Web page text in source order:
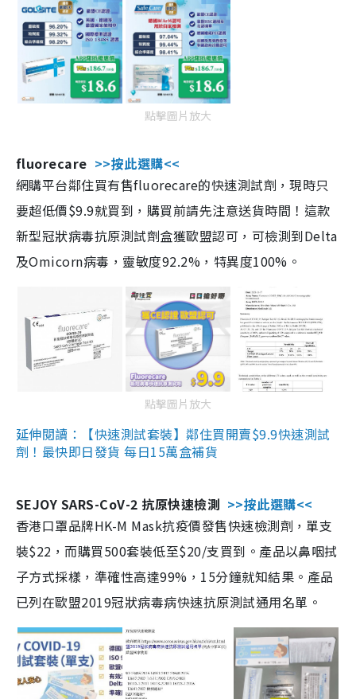
點擊圖片放大
fluorecare >>按此選購<<
網購平台鄰住買有售fluorecare的快速測試劑，現時只
要超低價$9.9就買到，購買前請先注意送貨時間！這款
新型冠狀病毒抗原測試劑盒獲歐盟認可，可檢測到Delta
及Omicorn病毒，靈敏度92.2%，特異度100%。
點擊圖片放大
延伸閱讀：【快速測試套裝】鄰住買開賣$9.9快速測試
劑！最快即日發貨 每日15萬盒補貨
SEJOY SARS-CoV-2 抗原快速檢測 >>按此選購<<
香港口罩品牌HK-M Mask抗疫價發售快速檢測劑，單支
裝$22，而購買500套裝低至$20/支買到。產品以鼻咽拭
子方式採樣，準確性高達99%，15分鐘就知結果。產品
已列在歐盟2019冠狀病毒病快速抗原測試通用名單。